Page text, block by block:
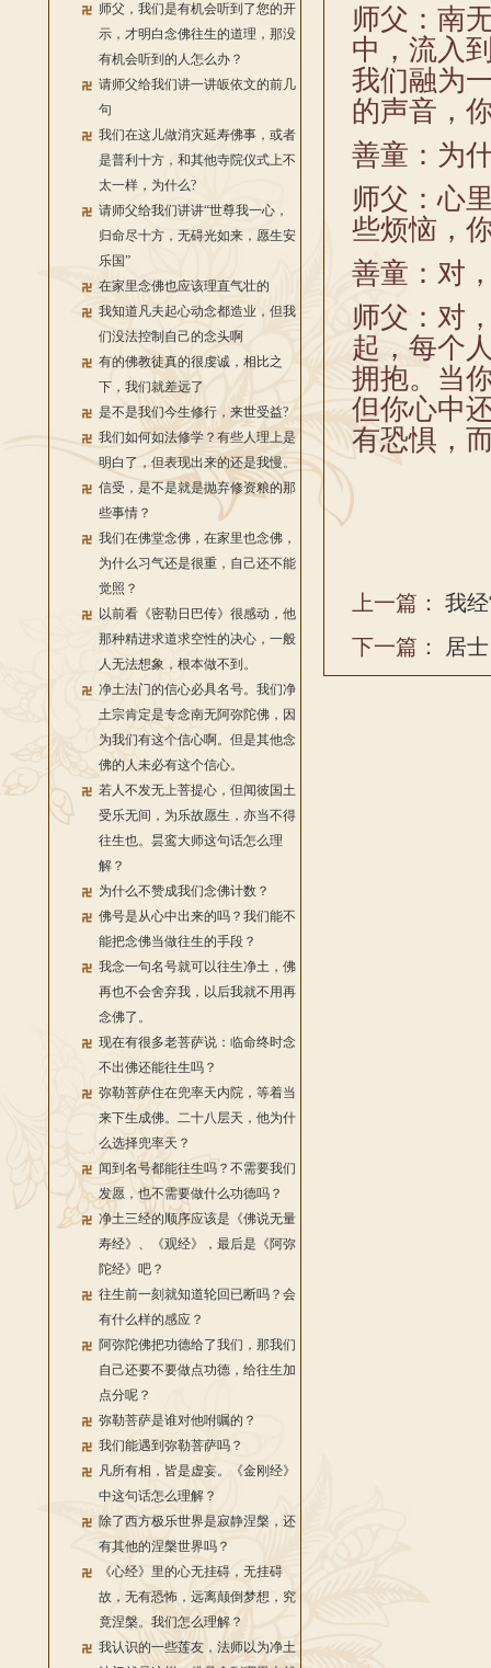
师父，我们是有机会听到了您的开
示，才明白念佛往生的道理，那没
有机会听到的人怎么办？
请师父给我们讲一讲皈依文的前几
句
我们在这儿做消灾延寿佛事，或者
是普利十方，和其他寺院仪式上不
太一样，为什么?
请师父给我们讲讲“世尊我一心，
归命尽十方，无碍光如来，愿生安
乐国”
在家里念佛也应该理直气壮的
我知道凡夫起心动念都造业，但我
们没法控制自己的念头啊
有的佛教徒真的很虔诚，相比之
下，我们就差远了
是不是我们今生修行，来世受益?
我们如何如法修学？有些人理上是
明白了，但表现出来的还是我慢。
信受，是不是就是抛弃修资粮的那
些事情？
我们在佛堂念佛，在家里也念佛，
为什么习气还是很重，自己还不能
觉照？
以前看《密勒日巴传》很感动，他
那种精进求道求空性的决心，一般
人无法想象，根本做不到。
净土法门的信心必具名号。我们净
土宗肯定是专念南无阿弥陀佛，因
为我们有这个信心啊。但是其他念
佛的人未必有这个信心。
若人不发无上菩提心，但闻彼国土
受乐无间，为乐故愿生，亦当不得
往生也。昙鸾大师这句话怎么理
解？
为什么不赞成我们念佛计数？
佛号是从心中出来的吗？我们能不
能把念佛当做往生的手段？
我念一句名号就可以往生净土，佛
再也不会舍弃我，以后我就不用再
念佛了。
现在有很多老菩萨说：临命终时念
不出佛还能往生吗？
弥勒菩萨住在兜率天内院，等着当
来下生成佛。二十八层天，他为什
么选择兜率天？
闻到名号都能往生吗？不需要我们
发愿，也不需要做什么功德吗？
净土三经的顺序应该是《佛说无量
寿经》、《观经》，最后是《阿弥
陀经》吧？
往生前一刻就知道轮回已断吗？会
有什么样的感应？
阿弥陀佛把功德给了我们，那我们
自己还要不要做点功德，给往生加
点分呢？
弥勒菩萨是谁对他咐嘱的？
我们能遇到弥勒菩萨吗？
凡所有相，皆是虚妄。《金刚经》
中这句话怎么理解？
除了西方极乐世界是寂静涅槃，还
有其他的涅槃世界吗？
《心经》里的心无挂碍，无挂碍
故，无有恐怖，远离颠倒梦想，究
竟涅槃。我们怎么理解？
我认识的一些莲友，法师以为净土
师父：南
中，流入
我们融为
的声音，
善童：为
师父：心
些烦恼，
善童：对
师父：对
起，每个
拥抱。当
但你心中
有恐惧，
上一篇： 我
下一篇：
居